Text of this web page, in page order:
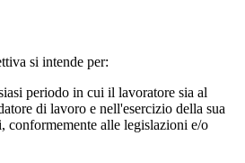
si intende per:
periodo in cui il lavoratore sia al
di lavoro e nell'esercizio della sua
conformemente alle legislazioni e/o